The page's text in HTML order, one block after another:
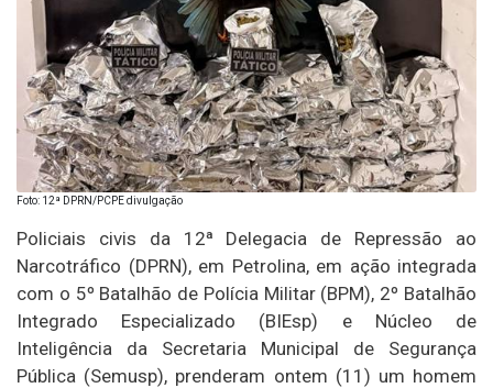
Foto: 12ª DPRN/PCPE divulgação
Policiais civis da 12ª Delegacia de Repressão ao
Narcotráfico (DPRN), em Petrolina, em ação integrada
com o 5º Batalhão de Polícia Militar (BPM), 2º Batalhão
Integrado Especializado (BIEsp) e Núcleo de
Inteligência da Secretaria Municipal de Segurança
Pública (Semusp), prenderam ontem (11) um homem